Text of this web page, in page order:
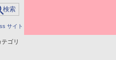
サイト
ゴリ